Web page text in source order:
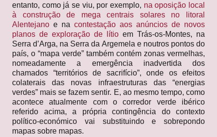
entanto, como já se viu, por exemplo, na oposição local
à construção de mega centrais solares no litoral
Alentejano e na contestação aos anúncios de novos
planos de exploração de lítio em Trás-os-Montes, na
Serra d’Arga, na Serra da Argemela e noutros pontos do
país, o “mapa verde” também contém zonas vermelhas,
nomeadamente a emergência inadvertida dos
chamados “territórios de sacrifício”, onde os efeitos
colaterais das novas infraestruturas das “energias
verdes” mais se fazem sentir. E, ao mesmo tempo, como
acontece atualmente com o corredor verde ibérico
referido acima, a própria contingência do contexto
político-económico vai substituindo e sobrepondo
mapas sobre mapas.